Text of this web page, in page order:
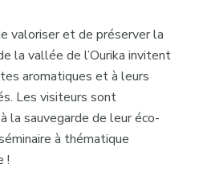
valoriser et de préserver la
la vallée de l’Ourika invitent
aromatiques et à leurs
Les visiteurs sont
la sauvegarde de leur éco-
à thématique
!